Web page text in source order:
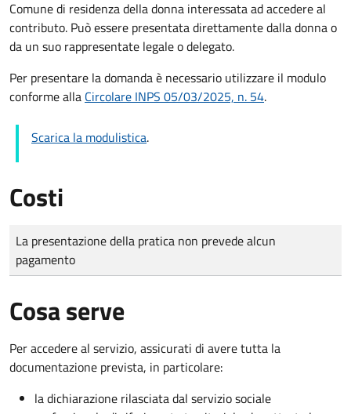
Comune di residenza della donna interessata ad accedere al
contributo. Può essere presentata direttamente dalla donna o
da un suo rappresentate legale o delegato.
Per presentare la domanda è necessario utilizzare il modulo
conforme alla Circolare INPS 05/03/2025, n. 54.
Scarica la modulistica.
Costi
Tipo di pagamento
Importo
La presentazione della pratica non prevede alcun
pagamento
Cosa serve
Per accedere al servizio, assicurati di avere tutta la
documentazione prevista, in particolare:
la dichiarazione rilasciata dal servizio sociale